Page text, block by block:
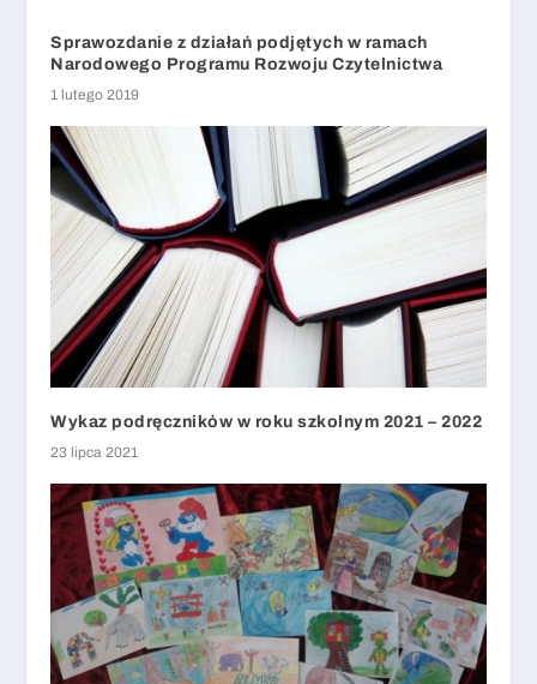
Sprawozdanie z działań podjętych w ramach
Narodowego Programu Rozwoju Czytelnictwa
1 lutego 2019
Wykaz podręczników w roku szkolnym 2021 – 2022
23 lipca 2021